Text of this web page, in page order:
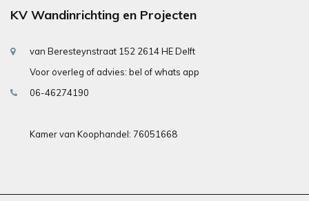
KV Wandinrichting en Projecten
van Beresteynstraat 152 2614 HE Delft
Voor overleg of advies: bel of whats app
06-46274190
Kamer van Koophandel: 76051668